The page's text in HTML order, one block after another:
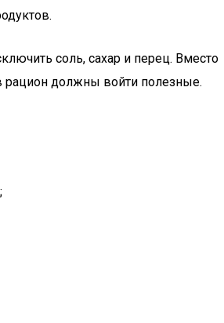
соль, сахар и перец. Вместо
рацион должны войти полезные.